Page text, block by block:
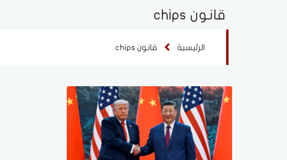
قانون chips
الرئيسية قانون chips